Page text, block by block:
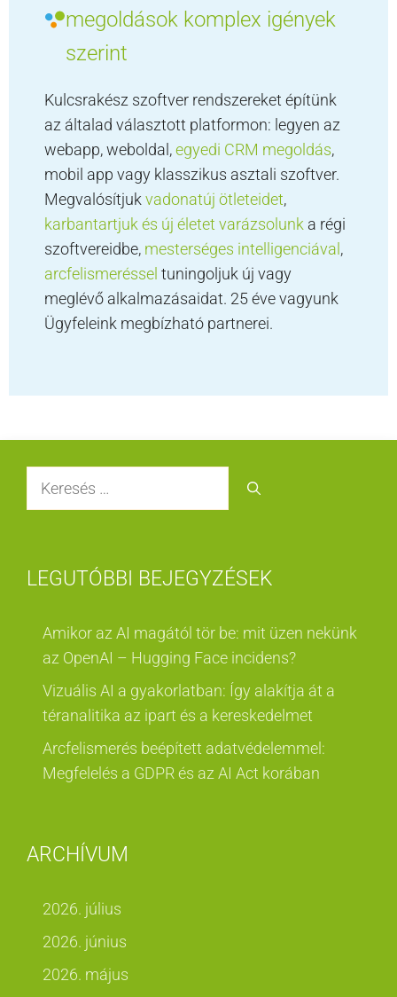
megoldások komplex igények
szerint
Kulcsrakész szoftver rendszereket építünk
az általad választott platformon: legyen az
webapp, weboldal,egyedi CRM megoldás,
mobil app vagy klasszikus asztali szoftver.
Megvalósítjukvadonatúj ötleteidet,
karbantartjuk és új életet varázsolunk a régi
szoftvereidbe, mesterséges intelligenciával ,
arcfelismeréssel tuningoljuk új vagy
meglévő alkalmazásaidat. 25 éve vagyunk
Ügyfeleink megbízható partnerei.
Keresés:
LEGUTÓBBI BEJEGYZÉSEK
Amikor az AI magától tör be: mit üzen nekünk
az OpenAI – Hugging Face incidens?
Vizuális AI a gyakorlatban: Így alakítja át a
téranalitika az ipart és a kereskedelmet
Arcfelismerés beépített adatvédelemmel:
Megfelelés a GDPR és az AI Act korában
ARCHÍVUM
2026. július
2026. június
2026. május